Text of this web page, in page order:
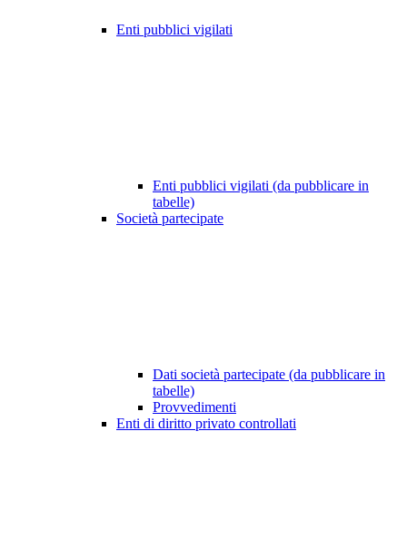
Enti pubblici vigilati
Enti pubblici vigilati (da pubblicare in
tabelle)
Società partecipate
Dati società partecipate (da pubblicare in
tabelle)
Provvedimenti
Enti di diritto privato controllati